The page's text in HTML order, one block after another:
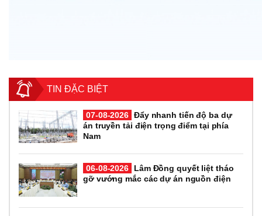
TIN ĐẶC BIỆT
07-08-2026 Đẩy nhanh tiến độ ba dự
án truyền tải điện trọng điểm tại phía
Nam
06-08-2026
Lâm Đồng quyết liệt tháo
gỡ vướng mắc các dự án nguồn điện